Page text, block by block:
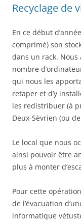
Recyclage de
En ce début
comprimé) son
dans un rack. Nous
nombre
qui nous les
retaper et d’y
les redistribuer (à
Deux-Sèvrien (ou
Le local que nous
ainsi pouvoir être
plus à monter
Pour cette
de l’évacuation
informatique